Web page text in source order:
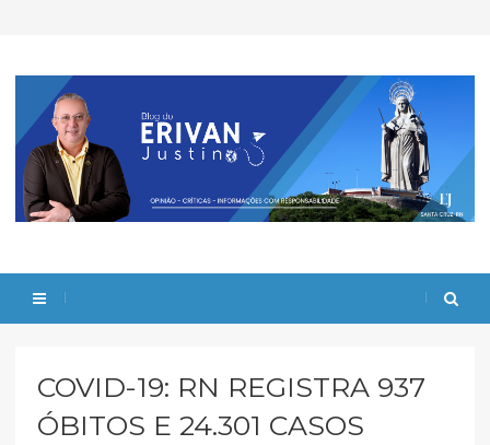
COVID-19: RN REGISTRA 937
ÓBITOS E 24.301 CASOS